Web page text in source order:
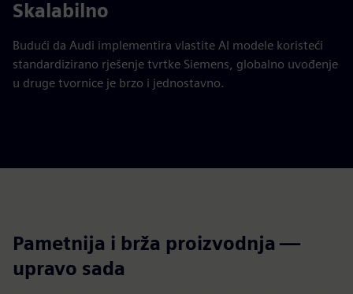
Skalabilno
Budući da Audi implementira vlastite AI modele koristeći
standardizirano rješenje tvrtke Siemens, globalno uvođenje
u druge tvornice je brzo i jednostavno.
Pametnija i brža proizvodnja —
upravo sada